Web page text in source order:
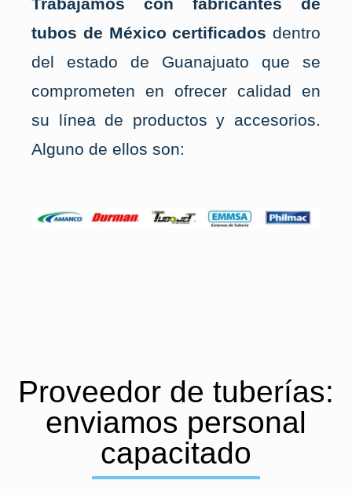
tubos de México certificados dentro
del estado de Guanajuato que se
comprometen en ofrecer calidad en
su línea de productos y accesorios.
Alguno de ellos son:
Proveedor de tuberías:
enviamos personal
capacitado